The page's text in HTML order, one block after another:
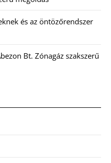
és az öntözőrendszer
Bt. Zónagáz szakszerű